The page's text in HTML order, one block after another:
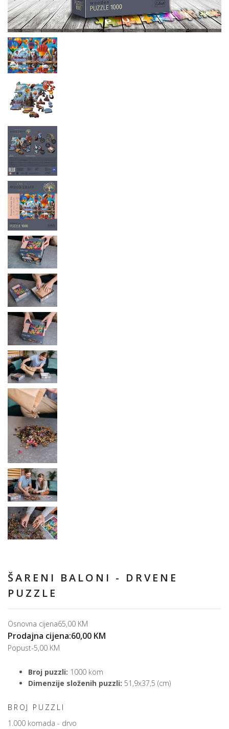
ŠARENI BALONI - DRVENE
PUZZLE
Osnovna cijena65,00 KM
Prodajna cijena:60,00 KM
Popust-5,00 KM
Broj puzzli: 1000 kom
Dimenzije složenih puzzli: 51,9x37,5 (cm)
BROJ PUZZLI
1.000 komada - drvo